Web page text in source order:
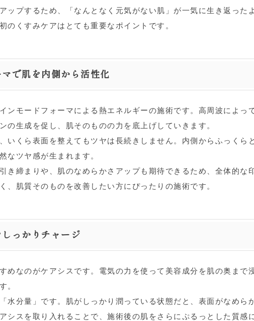
ップするため、「なんとなく元気がない肌」が一気に生き返った
のくすみケアはとても重要なポイントです。
で肌を内側から活性化
ンモードフォーマによる熱エネルギーの施術です。高周波によっ
の生成を促し、肌そのものの力を底上げしていきます。
いくら表面を整えてもツヤは長続きしません。内側からふっくら
なツヤ感が生まれます。
き締まりや、肌のなめらかさアップも期待できるため、全体的な
、肌質そのものを改善したい方にぴったりの施術です。
っかりチャージ
めなのがケアシスです。電気の力を使って美容成分を肌の奥まで
。
水分量」です。肌がしっかり潤っている状態だと、表面がなめら
シスを取り入れることで、施術後の肌をさらにぷるっとした質感